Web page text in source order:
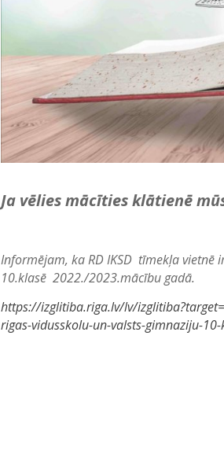
Ja vēlies mācīties klātienē
Informējam, ka RD IKSD tīmekļa
10.klasē 2022./2023.mācību gadā.
https://izglitiba.riga.lv/lv/
rigas-vidusskolu-un-valsts-gimnaziju-